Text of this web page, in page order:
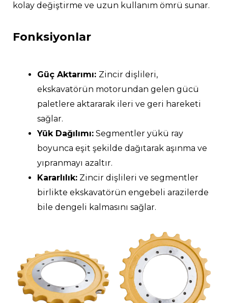
kolay değiştirme ve uzun kullanım ömrü sunar.
Fonksiyonlar
Güç Aktarımı: Zincir dişlileri,
ekskavatörün motorundan gelen gücü
paletlere aktararak ileri ve geri hareketi
sağlar.
Yük Dağılımı: Segmentler yükü ray
boyunca eşit şekilde dağıtarak aşınma ve
yıpranmayı azaltır.
Kararlılık: Zincir dişlileri ve segmentler
birlikte ekskavatörün engebeli arazilerde
bile dengeli kalmasını sağlar.